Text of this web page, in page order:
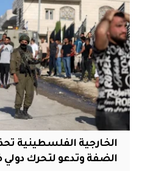
الخارجية الفلسطينية
الضفة وتدعو لتحرك